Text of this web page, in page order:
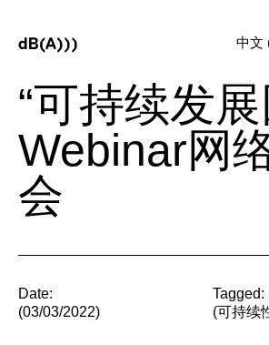
中文
“可持续发展
Webinar网
会
Date:
(03/03/2022)
Tagged:
(可持续